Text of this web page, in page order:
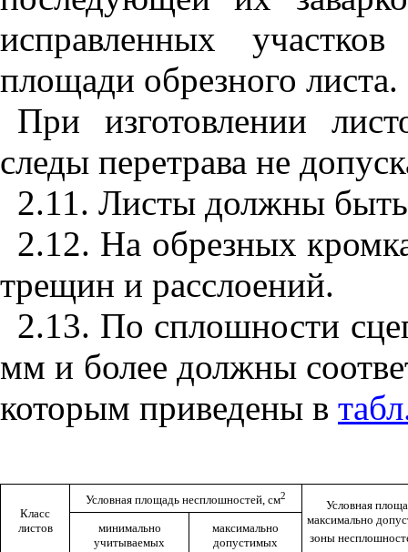
исправленных
площади обрезного листа.
При изготовлении
следы перетрава не
2.11. Листы должны
2.12. На обрезных
трещин и расслоений.
2.13. По сплошности
мм и более должны
которым приведены в
Класс
листов
Условная площадь несплошностей, см2
Условная
максимально
зоны
минимально
учитываемых
максимально
допустимых